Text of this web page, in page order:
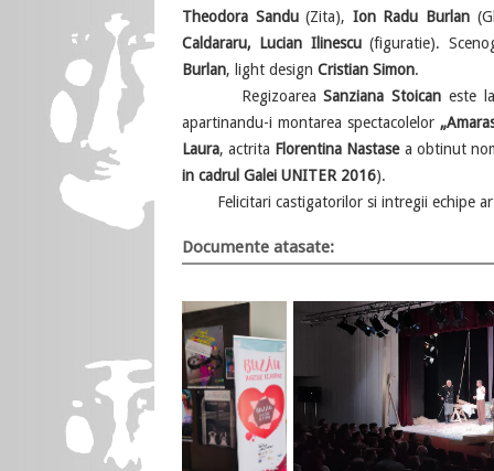
Theodora Sandu(Zita), Ion Radu Burlan
Caldararu, Lucian Ilinescu(figuratie).
Burlan, light design Cristian Simon.
RegizoareaSanziana Stoican este
apartinandu-i montarea spectacolelor
Laura, actrita Florentina Nastasea obtinut
in cadrul Galei UNITER 2016).
Felicitari castigatorilor si intregii echipe
Documente atasate: